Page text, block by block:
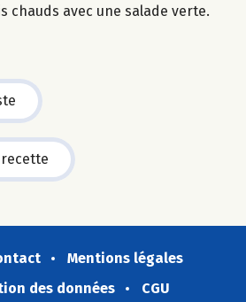
chauds avec une salade verte.
Mentions légales
des données
CGU